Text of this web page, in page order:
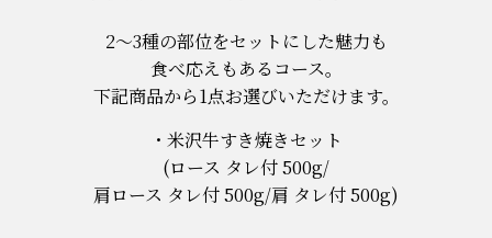
2〜3種の部位をセットにした魅力も
食べ応えもあるコース。
下記商品から1点お選びいただけます。
米沢牛すき焼きセット
(ロース タレ付 500g/
肩ロース タレ付 500g/肩 タレ付 500g)